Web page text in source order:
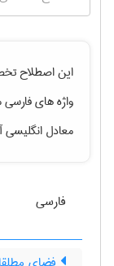
این اصطلاح
واژه های
معادل
فارسی